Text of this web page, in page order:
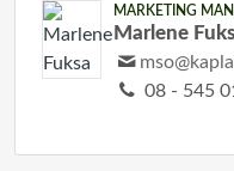
MARKETING
Marlene
08 - 545